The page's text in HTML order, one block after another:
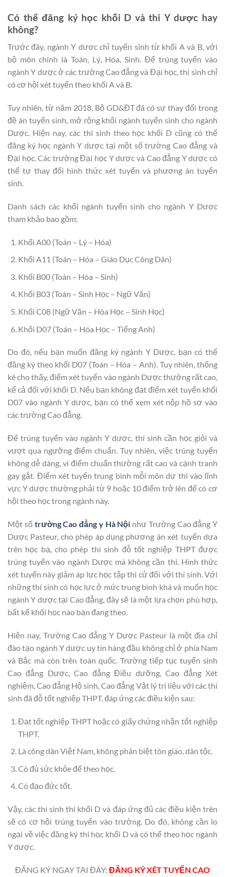
Có thể đăng ký học khối D và thi Y dược hay
không?
Trước đây, ngành Y dược chỉ tuyển sinh từ khối A và B, với
bộ môn chính là Toán, Lý, Hóa, Sinh. Để trúng tuyển vào
ngành Y dược ở các trường Cao đẳng và Đại học, thí sinh chỉ
có cơ hội xét tuyển theo khối A và B.
Tuy nhiên, từ năm 2018, Bộ GD&ĐT đã có sự thay đổi trong
đề án tuyển sinh, mở rộng khối ngành tuyển sinh cho ngành
Dược. Hiện nay, các thí sinh theo học khối D cũng có thể
đăng ký học ngành Y dược tại một số trường Cao đẳng và
Đại học. Các trường Đại học Y dược và Cao đẳng Y dược có
thể tự thay đổi hình thức xét tuyển và phương án tuyển
sinh.
Danh sách các khối ngành tuyển sinh cho ngành Y Dược
tham khảo bao gồm:
Khối A00 (Toán – Lý – Hóa)
Khối A11 (Toán – Hóa – Giáo Dục Công Dân)
Khối B00 (Toán – Hóa – Sinh)
Khối B03 (Toán – Sinh Học – Ngữ Văn)
Khối C08 (Ngữ Văn – Hóa Học – Sinh Học)
Khối D07 (Toán – Hóa Học – Tiếng Anh)
Do đó, nếu bạn muốn đăng ký ngành Y Dược, bạn có thể
đăng ký theo khối D07 (Toán – Hóa – Anh). Tuy nhiên, thống
kê cho thấy, điểm xét tuyển vào ngành Dược thường rất cao,
kể cả đối với khối D. Nếu bạn không đạt điểm xét tuyển khối
D07 vào ngành Y dược, bạn có thể xem xét nộp hồ sơ vào
các trường Cao đẳng.
Để trúng tuyển vào ngành Y dược, thí sinh cần học giỏi và
vượt qua ngưỡng điểm chuẩn. Tuy nhiên, việc trúng tuyển
không dễ dàng, vì điểm chuẩn thường rất cao và cạnh tranh
gay gắt. Điểm xét tuyển trung bình mỗi môn dự thi vào lĩnh
vực Y dược thường phải từ 9 hoặc 10 điểm trở lên để có cơ
hội theo học trong ngành này.
Một số trường Cao đẳng y Hà Nội như Trường Cao đẳng Y
Dược Pasteur, cho phép áp dụng phương án xét tuyển dựa
trên học bạ, cho phép thí sinh đỗ tốt nghiệp THPT được
trúng tuyển vào ngành Dược mà không cần thi. Hình thức
xét tuyển này giảm áp lực học tập thi cử đối với thí sinh. Với
những thí sinh có học lực ở mức trung bình khá và muốn học
ngành Y dược tại Cao đẳng, đây sẽ là một lựa chọn phù hợp,
bất kể khối học nào bạn đang theo.
Hiện nay, Trường Cao đẳng Y Dược Pasteur là một địa chỉ
đào tạo ngành Y dược uy tín hàng đầu không chỉ ở phía Nam
và Bắc mà còn trên toàn quốc. Trường tiếp tục tuyển sinh
Cao đẳng Dược, Cao đẳng Điều dưỡng, Cao đẳng Xét
nghiệm, Cao đẳng Hộ sinh, Cao đẳng Vật lý trị liệu với các thí
sinh đã đỗ tốt nghiệp THPT, đáp ứng các điều kiện sau:
Đạt tốt nghiệp THPT hoặc có giấy chứng nhận tốt nghiệp
THPT.
Là công dân Việt Nam, không phân biệt tôn giáo, dân tộc.
Có đủ sức khỏe để theo học.
Có đạo đức tốt.
Vậy, các thí sinh thi khối D và đáp ứng đủ các điều kiện trên
sẽ có cơ hội trúng tuyển vào trường. Do đó, không cần lo
ngại về việc đăng ký thi học khối D và có thể theo học ngành
Y dược.
ĐĂNG KÝ NGAY TẠI ĐÂY: ĐĂNG KÝ XÉT TUYỂN CAO